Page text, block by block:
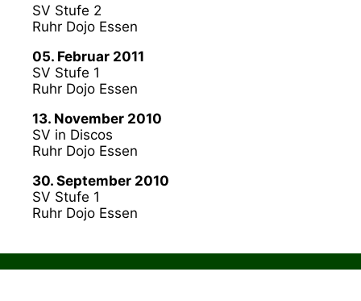
SV Stufe 2
Ruhr Dojo Essen
05. Februar 2011
SV Stufe 1
Ruhr Dojo Essen
13. November 2010
SV in Discos
Ruhr Dojo Essen
30. September 2010
SV Stufe 1
Ruhr Dojo Essen